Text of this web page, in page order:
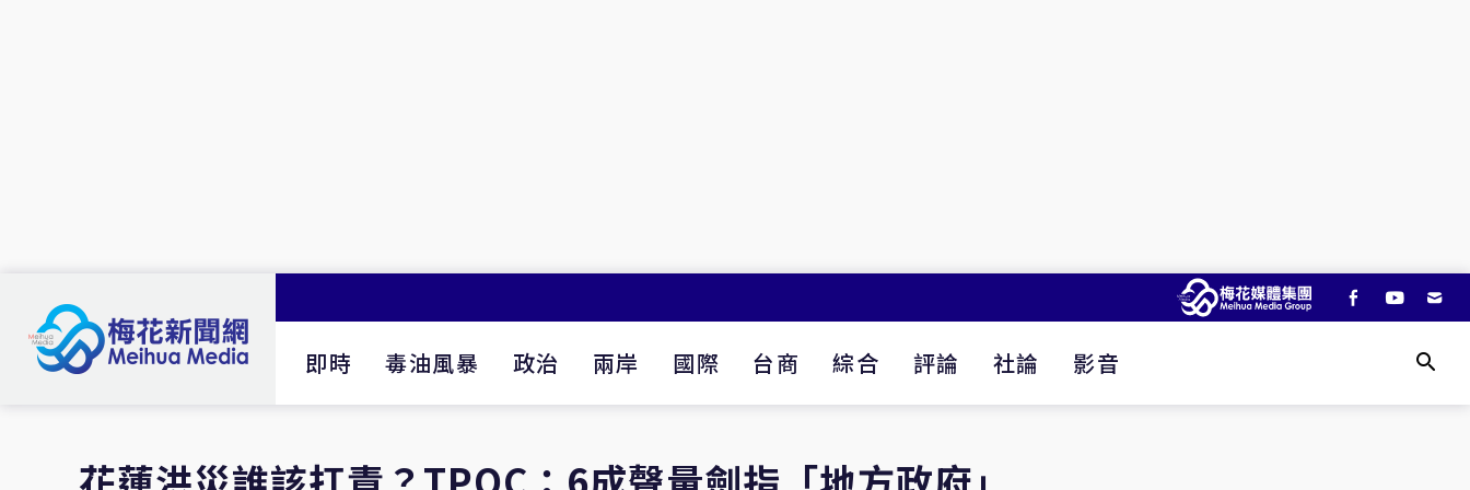
即時 毒油風暴 政治 兩岸 國際 台商 綜合 評論 社論 影音